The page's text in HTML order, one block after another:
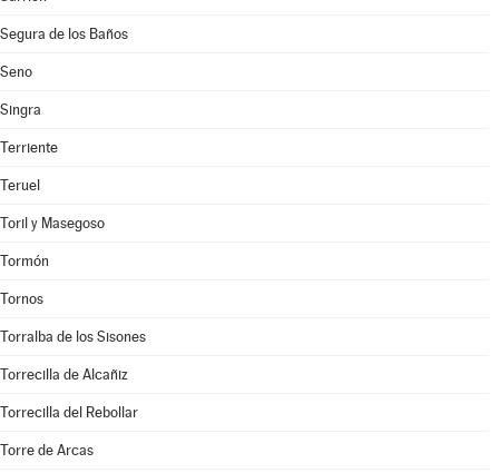
Segura de los Baños
Seno
Singra
Terriente
Teruel
Toril y Masegoso
Tormón
Tornos
Torralba de los Sisones
Torrecilla de Alcañiz
Torrecilla del Rebollar
Torre de Arcas